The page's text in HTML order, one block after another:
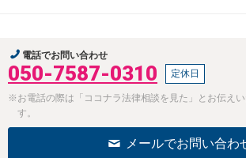
電話でお問い合わせ
050-7587-0310 定休日
※お電話の際は「ココナラ法律相談を見た」とお伝え
す。
メールでお問い合わ